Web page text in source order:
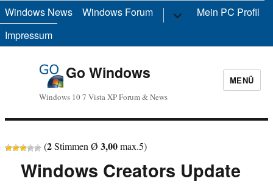
Windows News Windows Forum Untermenü
anzeigen
Mein PC Profil
Impressum
Go Windows
Windows 10 7 Vista XP Forum & News
MENÜ
(2Stimmen Ø 3,00max.5)
Windows Creators Update